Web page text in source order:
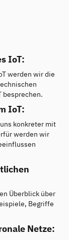
IoT:
werden wir die
besprechen.
IoT:
konkreter mit
werden wir
Überblick über
Begriffe
Netze: